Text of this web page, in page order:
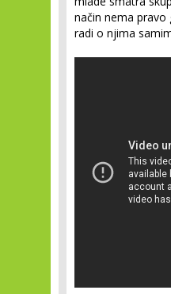
način nema pravo
radi o njima